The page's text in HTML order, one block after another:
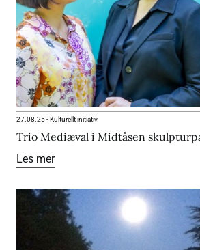
27.08.25-Kulturellt initiativ
Trio Mediæval i Midtåsen
Les mer